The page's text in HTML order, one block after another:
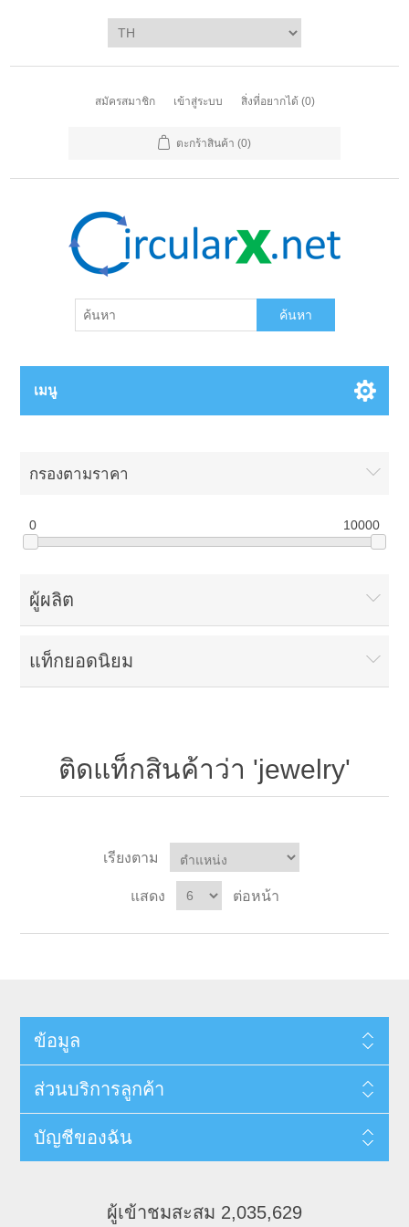
สมัครสมาชิก เข้าสู่ระบบ สิ่งที่อยากได้ (0)
ตะกร้าสินค้า (0)
ค้นหา
เมนู
กรองตามราคา
0 10000
ผู้ผลิต
แท็กยอดนิยม
ติดแท็กสินค้าว่า 'jewelry'
เรียงตาม
แสดง ต่อหน้า
ข้อมูล
ส่วนบริการลูกค้า
บัญชีของฉัน
ผู้เข้าชมสะสม 2,035,629